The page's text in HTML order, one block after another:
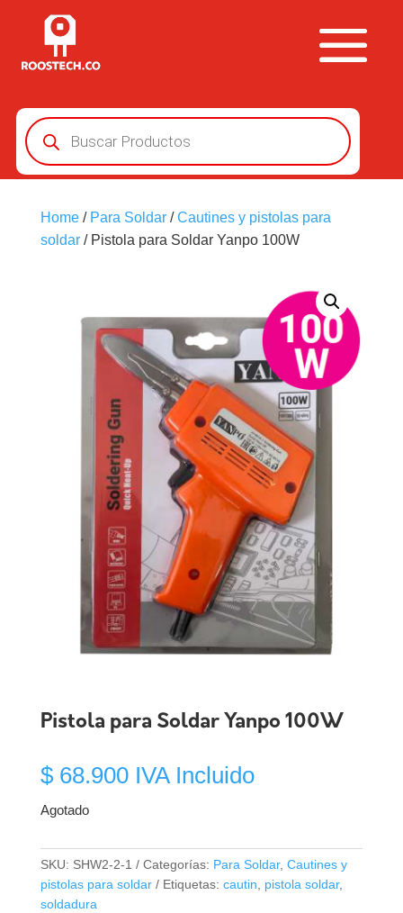
Búsqueda
de
productos
Home/ Para Soldar/Cautines y pistolas para
soldar/ Pistola para Soldar Yanpo 100W
Pistola para Soldar Yanpo 100W
$68.900 IVA Incluido
Agotado
SKU: SHW2-2-1 Categorías: Para Soldar, Cautines y
pistolas para soldar
Etiquetas: cautin, pistola soldar,
soldadura